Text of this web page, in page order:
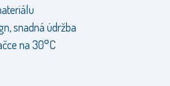
snadná údržba
na 30°C